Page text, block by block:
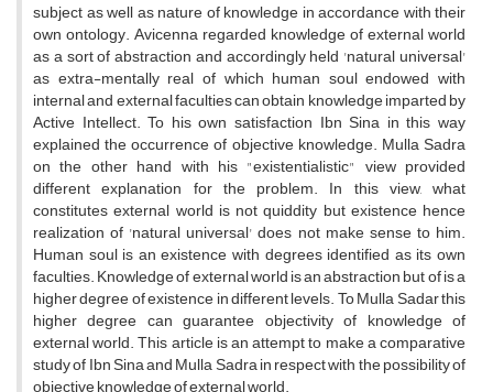
subject as well as nature of knowledge in accordance with their
own ontology. Avicenna regarded knowledge of external world
as a sort of abstraction and accordingly held 'natural universal'
as extra-mentally real of which human soul endowed with
internal and external faculties can obtain knowledge imparted by
Active Intellect. To his own satisfaction Ibn Sina in this way
explained the occurrence of objective knowledge. Mulla Sadra
on the other hand with his "existentialistic" view provided
different explanation for the problem. In this view, what
constitutes external world is not quiddity but existence hence
realization of 'natural universal' does not make sense to him.
Human soul is an existence with degrees identified as its own
faculties. Knowledge of external world is an abstraction but of is a
higher degree of existence in different levels. To Mulla Sadar this
higher degree can guarantee objectivity of knowledge of
external world. This article is an attempt to make a comparative
study of Ibn Sina and Mulla Sadra in respect with the possibility of